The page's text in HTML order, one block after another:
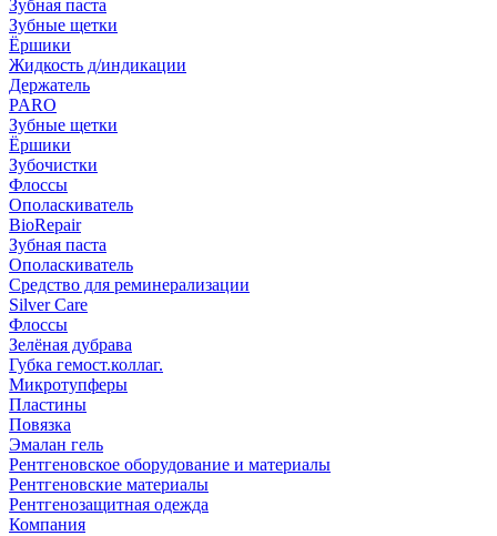
Зубная паста
Зубные щетки
Ёршики
Жидкость д/индикации
Держатель
PARO
Зубные щетки
Ёршики
Зубочистки
Флоссы
Ополаскиватель
BioRepair
Зубная паста
Ополаскиватель
Средство для реминерализации
Silver Care
Флоссы
Зелёная дубрава
Губка гемост.коллаг.
Микротупферы
Пластины
Повязка
Эмалан гель
Рентгеновское оборудование и материалы
Рентгеновские материалы
Рентгенозащитная одежда
Компания